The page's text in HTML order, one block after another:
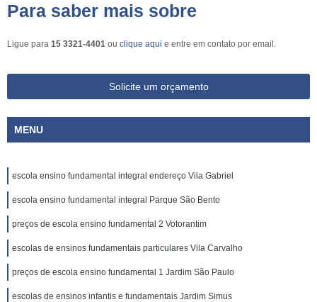
Para saber mais sobre
Ligue para 15 3321-4401 ou clique aqui e entre em contato por email.
Solicite um orçamento
MENU
escola ensino fundamental integral endereço Vila Gabriel
escola ensino fundamental integral Parque São Bento
preços de escola ensino fundamental 2 Votorantim
escolas de ensinos fundamentais particulares Vila Carvalho
preços de escola ensino fundamental 1 Jardim São Paulo
escolas de ensinos infantis e fundamentais Jardim Simus